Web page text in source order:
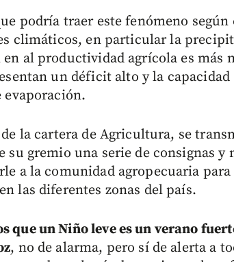
podría traer este fenómeno
climáticos, en particular la
al productividad agrícola es más
un déficit alto y la capacidad
evaporación.
la cartera de Agricultura, se
su gremio una serie de consignas y
a la comunidad agropecuaria
las diferentes zonas del país.
que un Niño leve es un verano
, no de alarma, pero sí de alerta a